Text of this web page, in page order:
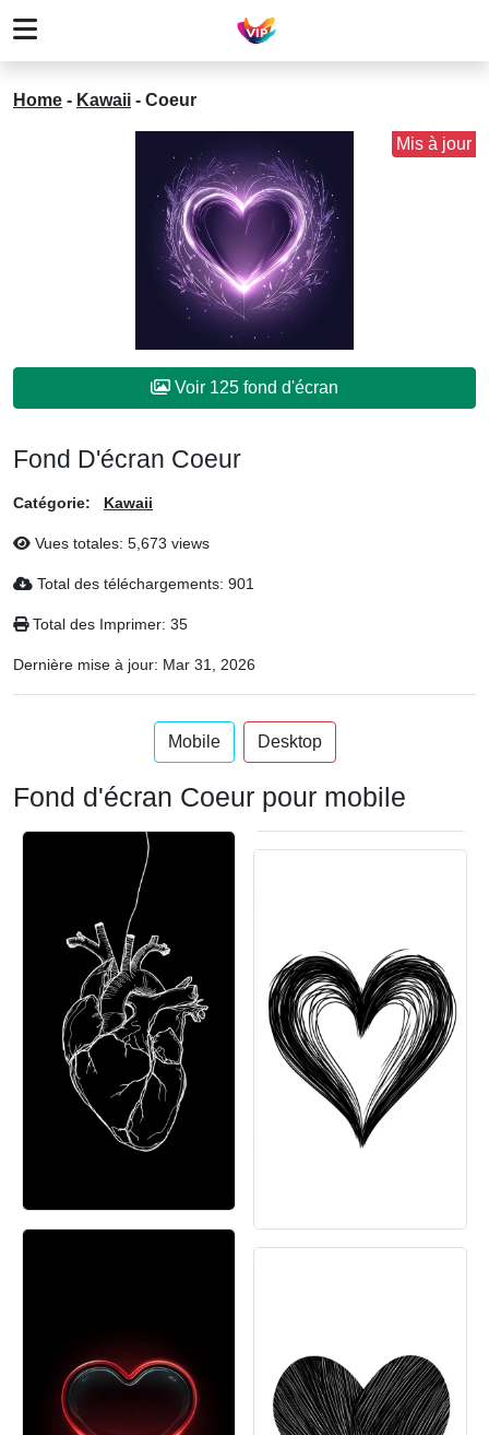
Home - Kawaii - Coeur
Mis à jour
Voir 125 fond d'écran
Fond D'écran Coeur
Catégorie: Kawaii
Vues totales: 5,673 views
Total des téléchargements: 901
Total des Imprimer: 35
Dernière mise à jour: Mar 31, 2026
Mobile Desktop
Fond d'écran Coeur pour mobile